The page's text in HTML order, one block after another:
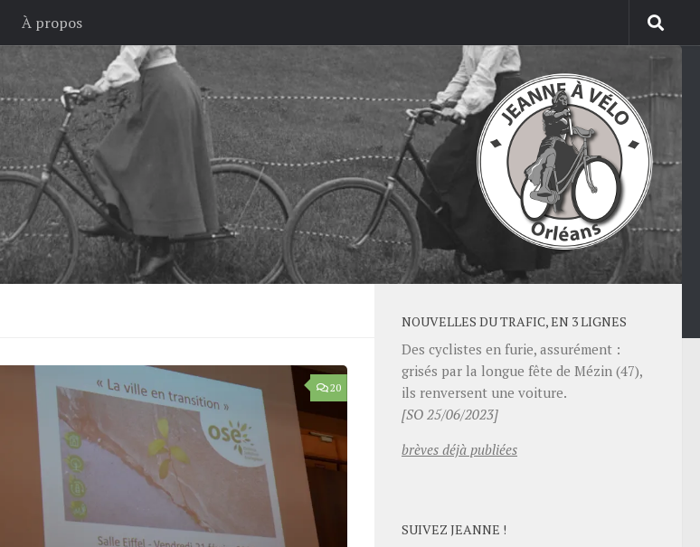
À propos
20
NOUVELLES DU TRAFIC, EN 3 LIGNES
Des cyclistes en furie, assurément :
grisés par la longue fête de Mézin (47),
ils renversent une voiture.
[SO 25/06/2023]
brèves déjà publiées
SUIVEZ JEANNE !